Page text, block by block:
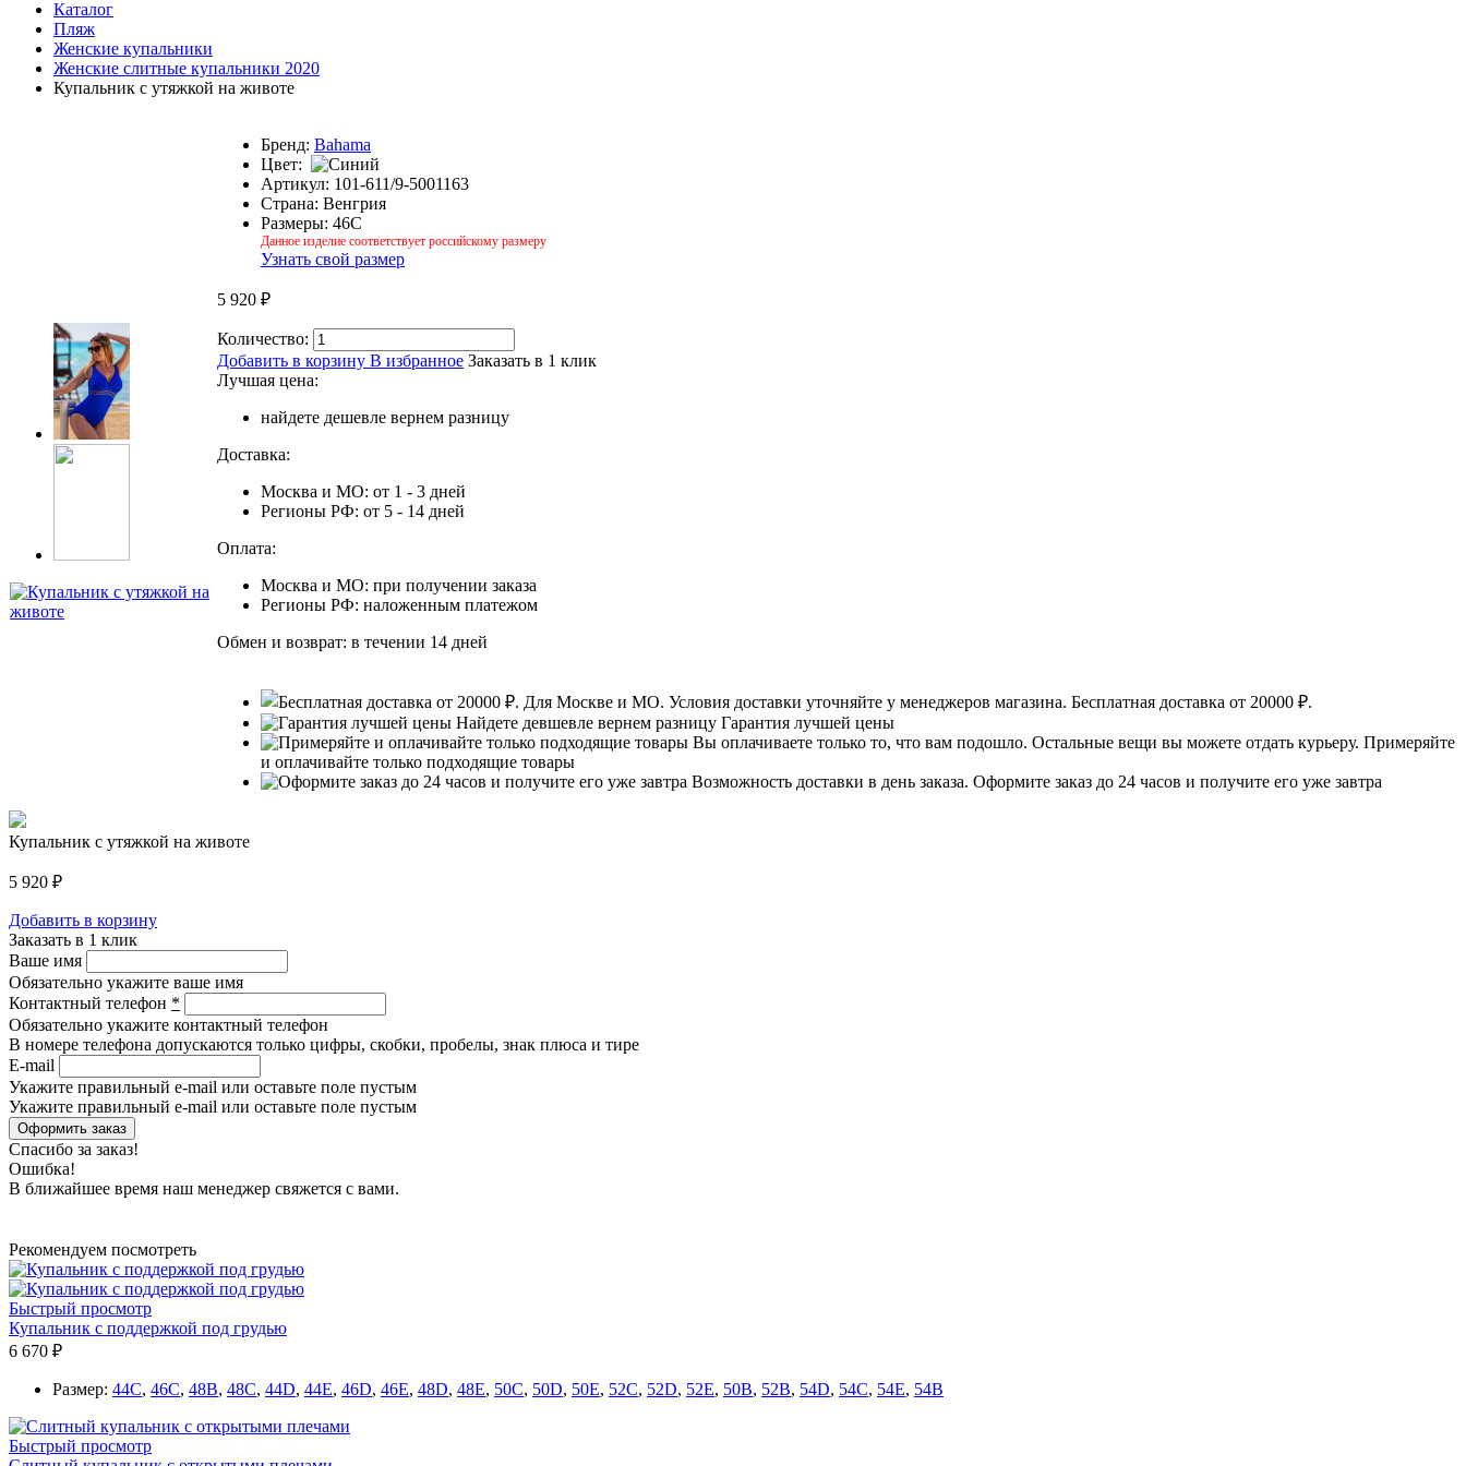
Каталог
Пляж
Женские купальники
Женские слитные купальники 2020
Купальник с утяжкой на животе
Бренд: Bahama
Цвет:
Артикул: 101-611/9-5001163
Страна: Венгрия
Размеры: 46C
Данное изделие соответствует российскому размеру
Узнать свой размер
5 920 ₽
Количество:
Добавить в корзину В избранное Заказать в 1 клик
Лучшая цена:
найдете дешевле вернем разницу
Доставка:
Москва и МО: от 1 - 3 дней
Регионы РФ: от 5 - 14 дней
Оплата:
Москва и МО: при получении заказа
Регионы РФ: наложенным платежом
Обмен и возврат: в течении 14 дней
Для Москве и МО. Условия доставки уточняйте у менеджеров магазина. Бесплатная доставка от 20000 ₽.
Найдете девшевле вернем разницу Гарантия лучшей цены
Вы оплачиваете только то, что вам подошло. Остальные вещи вы можете отдать курьеру. Примеряйте
и оплачивайте только подходящие товары
Возможность доставки в день заказа. Оформите заказ до 24 часов и получите его уже завтра
Купальник с утяжкой на животе
5 920 ₽
Добавить в корзину
Заказать в 1 клик
Ваше имя
Обязательно укажите ваше имя
Контактный телефон *
Обязательно укажите контактный телефон
В номере телефона допускаются только цифры, скобки, пробелы, знак плюса и тире
E-mail
Укажите правильный e-mail или оставьте поле пустым
Укажите правильный e-mail или оставьте поле пустым
Спасибо за заказ!
Ошибка!
В ближайшее время наш менеджер свяжется с вами.
Рекомендуем посмотреть
Быстрый просмотр
Купальник с поддержкой под грудью
6 670 ₽
Размер: 44C, 46C, 48B, 48C, 44D, 44E, 46D, 46E, 48D, 48E, 50C, 50D, 50E, 52C, 52D, 52E, 50B, 52B, 54D, 54C, 54E, 54B
Быстрый просмотр